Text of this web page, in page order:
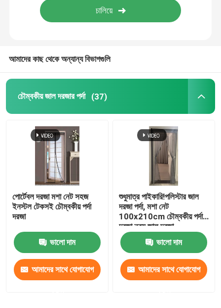
আমাদের কাছ থেকে অন্যান্য বিভাগগুলি
চৌম্বকীয় জাল দরজার পর্দা (37)
পোর্টেবল দরজা মশা নেট সহজ
ইনস্টল টেকসই চৌম্বকীয় পর্দা
দরজা
ভালো দাম
আমাদের সাথে যোগাযোগ
শুধুমাত্র পাইকারি!পলিস্টার জাল
দরজা পর্দা, মশা নেট
100x210cm চৌম্বকীয় পর্দা
দরজা নরম জাল দরজা
ভালো দাম
আমাদের সাথে যোগাযোগ